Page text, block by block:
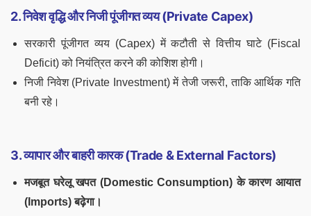
2. निवेश वृद्धि और निजी पूंजीगत व्यय (Private Capex)
सरकारी पूंजीगत व्यय (Capex) में कटौती से वित्तीय घाटे (Fiscal
Deficit) को नियंत्रित करने की कोशिश होगी।
निजी निवेश (Private Investment) में तेजी जरूरी, ताकि आर्थिक गति
बनी रहे।
3. व्यापार और बाहरी कारक (Trade & External Factors)
मजबूत घरेलू खपत (Domestic Consumption) के कारण आयात
(Imports) बढ़ेगा।